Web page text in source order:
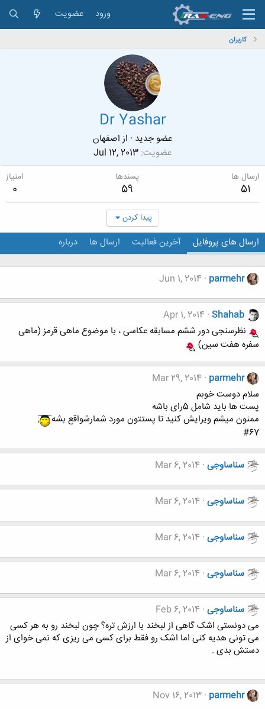
ورود عضویت
کاربران
Dr Yashar
عضو جدید · از اصفهان
عضویت Jul 12, 2013
ارسال ها
51
پسندها
59
امتیاز
0
پیدا کردن
ارسال های پروفایل آخرین فعالیت ارسال ها درباره
parmehr
Jun 1, 2014
Shahab
Apr 1, 2014
نظرسنجی دور ششم مسابقه عکاسی ، با موضوع ماهی قرمز (ماهی
سفره هفت سین)
parmehr
Mar 29, 2014
سلام دوست خوبم
پست ها باید شامل 5رای باشه
ممنون میشم ویرایش کنید تا پستتون مورد شمارشواقع بشه
#67
سناساوجی Mar 6, 2014
سناساوجی Mar 6, 2014
سناساوجی Mar 6, 2014
سناساوجی Mar 6, 2014
سناساوجی Feb 6, 2014
می دونستی اشک گاهی از لبخند با ارزش تره؟ چون لبخند رو به هر کسی
می تونی هدیه کنی اما اشک رو فقط برای کسی می ریزی که نمی خوای از
دستش بدی .
parmehr
Nov 16, 2013